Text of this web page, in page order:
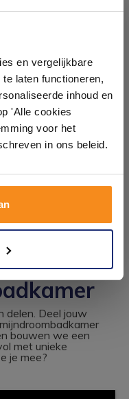
en vergelijkbare
laten functioneren,
inhoud en
'Alle cookies
voor het
in ons beleid.
Sigma
Geberit
van de Toiletset
delen. Deel jouw
bouwen we een
met unieke
je mee?
1000 m²
ingerichte
tot luxe. Onze
en je vindt
Gratis parkeren
verschil!